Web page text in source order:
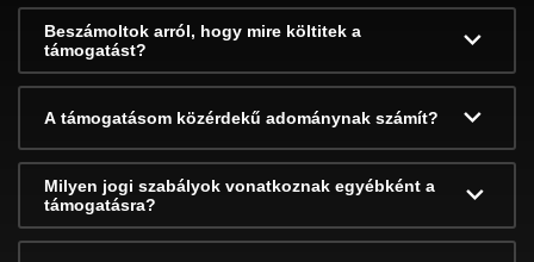
Beszámoltok arról, hogy mire költitek a
támogatást?
A támogatásom közérdekű adománynak számít?
Milyen jogi szabályok vonatkoznak egyébként a
támogatásra?